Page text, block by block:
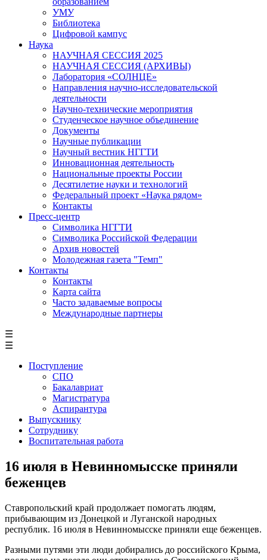
УМУ
Библиотека
Цифровой кампус
Наука
НАУЧНАЯ СЕССИЯ 2025
НАУЧНАЯ СЕССИЯ (АРХИВЫ)
Лаборатория «СОЛНЦЕ»
Направления научно-исследовательской
деятельности
Научно-технические мероприятия
Студенческое научное объединение
Документы
Научные публикации
Научный вестник НГГТИ
Инновационная деятельность
Национальные проекты России
Десятилетие науки и технологий
Федеральный проект «Наука рядом»
Контакты
Пресс-центр
Символика НГГТИ
Символика Российской Федерации
Архив новостей
Молодежная газета "Темп"
Контакты
Контакты
Карта сайта
Часто задаваемые вопросы
Международные партнеры
☰
☰
Поступление
СПО
Бакалавриат
Магистратура
Аспирантура
Выпускнику
Сотруднику
Воспитательная работа
16 июля в Невинномысске приняли
беженцев
Ставропольский край продолжает помогать людям,
прибывающим из Донецкой и Луганской народных
республик. 16 июля в Невинномысске приняли еще беженцев.
Разными путями эти люди добирались до российского Крыма,